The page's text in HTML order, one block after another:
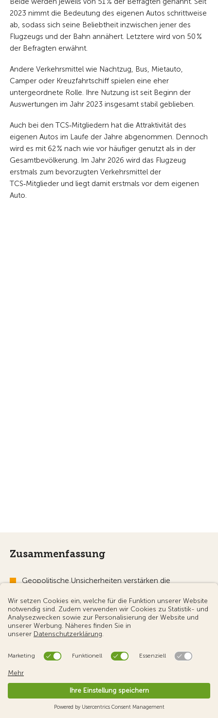
2023 nimmt die Bedeutung des eigenen Autos schrittweise
ab, sodass sich seine Beliebtheit inzwischen jener des
Flugzeugs und der Bahn annähert. Letztere wird von 50 %
der Befragten erwähnt.
Andere Verkehrsmittel wie Nachtzug, Bus, Mietauto,
Camper oder Kreuzfahrtschiff spielen eine eher
untergeordnete Rolle. Ihre Nutzung ist seit Beginn der
Auswertungen im Jahr 2023 insgesamt stabil geblieben.
Auch bei den TCS‑Mitgliedern hat die Attraktivität des
eigenen Autos im Laufe der Jahre abgenommen. Dennoch
wird es mit 62 % nach wie vor häufiger genutzt als in der
Gesamtbevölkerung. Im Jahr 2026 wird das Flugzeug
erstmals zum bevorzugten Verkehrsmittel der
TCS‑Mitglieder und liegt damit erstmals vor dem eigenen
Auto.
Zusammenfassung
Geopolitische Unsicherheiten verstärken die
deutlich. Reisende passen ihre Projekte entsprechend
an, insbesondere durch eine Änderung der gewählten
Destinationen..
Fernreisen verlieren an Attraktivität zugunsten von
Regionen, die als nähergelegen und sicherer
wahrgenommen werden – allen voran Europa. Auch
das Interesse an Reisen abseits der klassischen
Routen nimmt ab.
Städtereisen bleiben die beliebteste Reiseform,
gefolgt von Aufenthalten in der Natur sowie